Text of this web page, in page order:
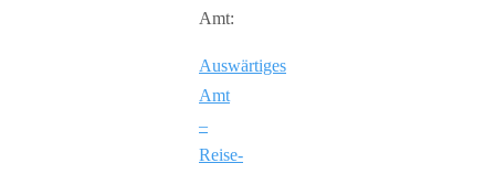
Amt:
Auswärtiges
Amt
–
Reise-